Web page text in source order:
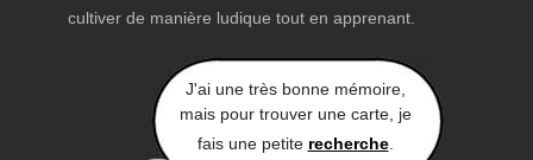
cultiver de manière ludique tout en apprenant.
J'ai une très bonne mémoire,
mais pour trouver une carte, je
fais une petite recherche.